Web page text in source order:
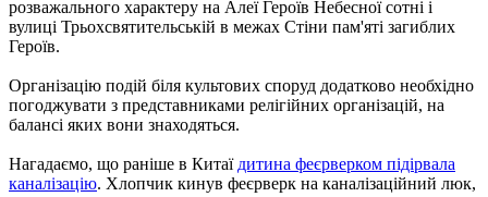
розважального характеру на Алеї Героїв Небесної сотні і
вулиці Трьохсвятительській в межах Стіни пам'яті загиблих
Героїв.
Організацію подій біля культових споруд додатково необхідно
погоджувати з представниками релігійних організацій, на
балансі яких вони знаходяться.
Нагадаємо, що раніше в Китаї дитина феєрверком підірвала
каналізацію. Хлопчик кинув феєрверк на каналізаційний люк,